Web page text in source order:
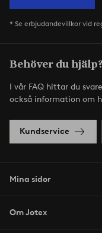
* Se erbjudandevillkor vid
Behöver du hjälp?
I vår FAQ hittar du
också information om
Kundservice
Mina sidor
Om Jotex